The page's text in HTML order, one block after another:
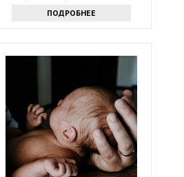
ПОДРОБНЕЕ